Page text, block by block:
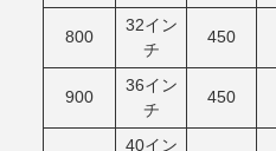
800
32イン
チ
450
900
36イン
チ
450
40イン